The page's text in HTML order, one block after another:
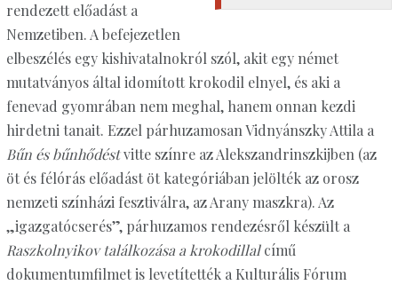
rendezett előadást a
Nemzetiben. A befejezetlen
elbeszélés egy kishivatalnokról szól, akit egy német
mutatványos által idomított krokodil elnyel, és aki a
fenevad gyomrában nem meghal, hanem onnan kezdi
hirdetni tanait. Ezzel párhuzamosan Vidnyánszky Attila a
Bűn és bűnhődéstvitte színre az Alekszandrinszkijben (az
öt és félórás előadást öt kategóriában jelölték az orosz
nemzeti színházi fesztiválra, az Arany maszkra). Az
„igazgatócserés”, párhuzamos rendezésről készült a
Raszkolnyikov találkozása a krokodillalcímű
dokumentumfilmet is levetítették a Kulturális Fórum